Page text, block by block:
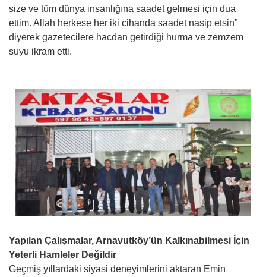
size ve tüm dünya insanlığına saadet gelmesi için dua
ettim. Allah herkese her iki cihanda saadet nasip etsin”
diyerek gazetecilere hacdan getirdiği hurma ve zemzem
suyu ikram etti.
Yapılan Çalışmalar, Arnavutköy’ün Kalkınabilmesi İçin
Yeterli Hamleler Değildir
Geçmiş yıllardaki siyasi deneyimlerini aktaran Emin